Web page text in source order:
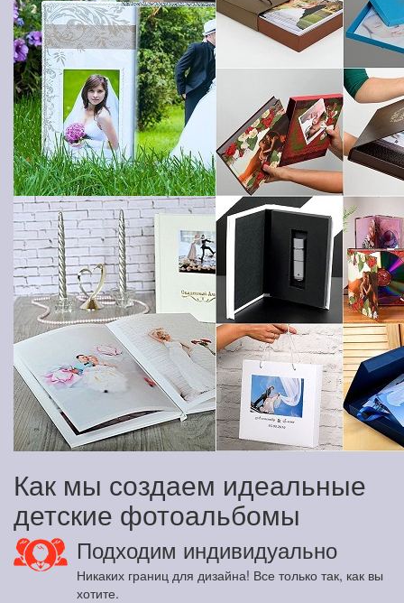
Как мы создаем идеальные
детские фотоальбомы
Подходим индивидуально
Никаких границ для дизайна! Все только так, как вы
хотите.